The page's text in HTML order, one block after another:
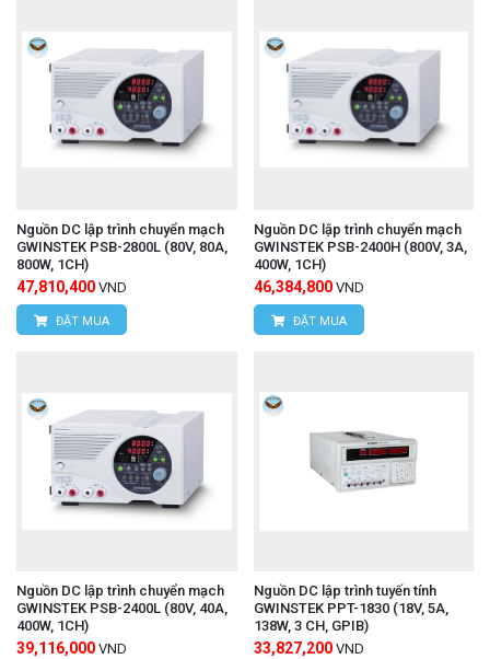
Nguồn DC lập trình chuyển mạch
GWINSTEK PSB-2800L (80V, 80A,
800W, 1CH)
47,810,400 VND
ĐẶT MUA
Nguồn DC lập trình chuyển mạch
GWINSTEK PSB-2400H (800V, 3A,
400W, 1CH)
46,384,800 VND
ĐẶT MUA
Nguồn DC lập trình chuyển mạch
GWINSTEK PSB-2400L (80V, 40A,
400W, 1CH)
39,116,000 VND
Nguồn DC lập trình tuyến tính
GWINSTEK PPT-1830 (18V, 5A,
138W, 3 CH, GPIB)
33,827,200 VND